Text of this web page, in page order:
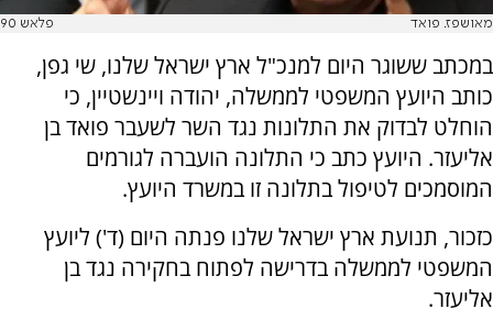
מאושפז. פואד פלאש 90
במכתב ששוגר היום למנכ"ל ארץ ישראל שלנו, שי גפן,
כותב היועץ המשפטי לממשלה, יהודה ויינשטיין, כי
הוחלט לבדוק את התלונות נגד השר לשעבר פואד בן
אליעזר. היועץ כתב כי התלונה הועברה לגורמים
המוסמכים לטיפול בתלונה זו במשרד היועץ.
כזכור, תנועת ארץ ישראל שלנו פנתה היום (ד') ליועץ
המשפטי לממשלה בדרישה לפתוח בחקירה נגד בן
אליעזר.